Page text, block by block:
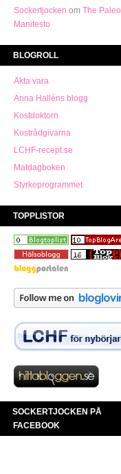
Sockertjocken om The Paleo
Manifesto
BLOGROLL
Äkta vara
Anna Halléns blogg
Kostdoktorn
Kostrådgivarna
LCHF-recept.se
Matdagboken
Styrkeprogrammet
TOPPLISTOR
SOCKERTJOCKEN PÅ
FACEBOOK